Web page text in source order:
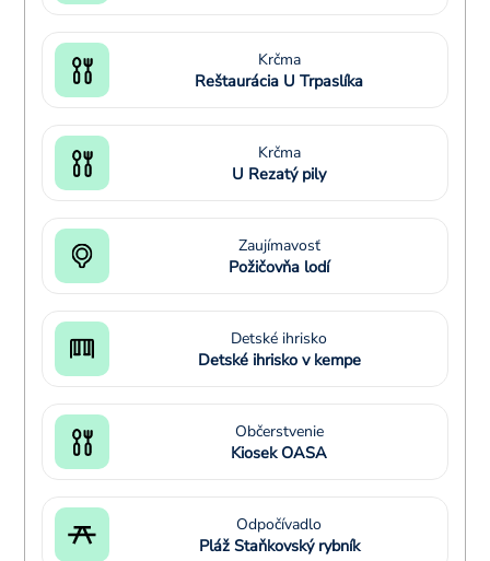
Krčma
Reštaurácia U Trpaslíka
Krčma
U Rezatý pily
Zaujímavosť
Požičovňa lodí
Detské ihrisko
Detské ihrisko v kempe
Občerstvenie
Kiosek OASA
Odpočívadlo
Pláž Staňkovský rybník